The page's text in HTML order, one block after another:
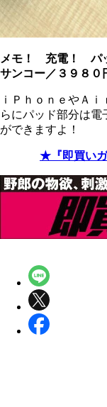
メモ！ 充電！ パ
サンコー／３９８０
ｉＰｈｏｎｅやＡ
らにパッド部分は電
ができますよ！
★『即買い